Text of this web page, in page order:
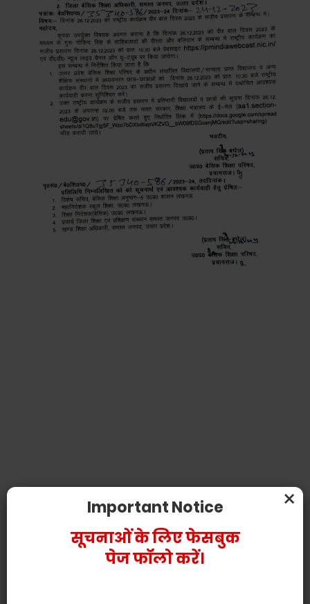
×
Important Notice
सूचनाओं के लिए फेसबुक
पेज फॉलो करें।